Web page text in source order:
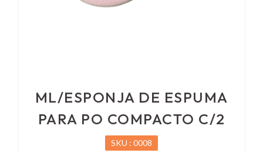
ML/ESPONJA DE ESPUMA
PARA PO COMPACTO C/2
SKU : 0008